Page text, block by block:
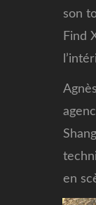
son
Find
en